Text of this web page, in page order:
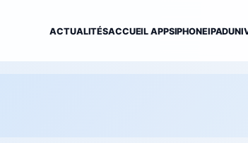
ACTUALITÉSACCUEIL APPSIPHONEIPAD